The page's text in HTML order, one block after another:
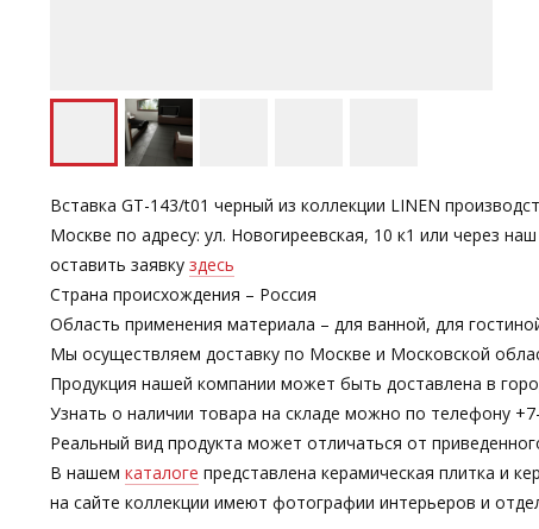
Вставка GT-143/t01 черный из коллекции LINEN
Москве по адресу: ул. Новогиреевская, 10 к1 или через
оставить заявку здесь
Страна происхождения – Россия
Область применения материала – для ванной, для
Мы осуществляем доставку по Москве и Московской
Продукция нашей компании может быть доставлена в
Узнать о наличии товара на складе можно по телефону
Реальный вид продукта может отличаться от
В нашем каталоге представлена керамическая плитка и
на сайте коллекции имеют фотографии интерьеров и